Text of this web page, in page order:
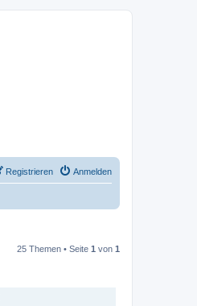
Anmelden
Registrieren
25 Themen • Seite 1 von 1